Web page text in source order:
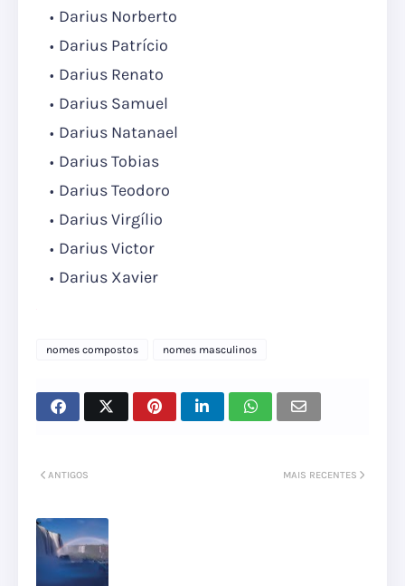
Darius Norberto
Darius Patrício
Darius Renato
Darius Samuel
Darius Natanael
Darius Tobias
Darius Teodoro
Darius Virgílio
Darius Victor
Darius Xavier
nomes compostos nomes masculinos
MAIS RECENTES
ANTIGOS